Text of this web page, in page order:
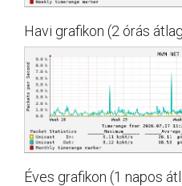
Havi grafikon (2 órás
Éves grafikon (1 napos